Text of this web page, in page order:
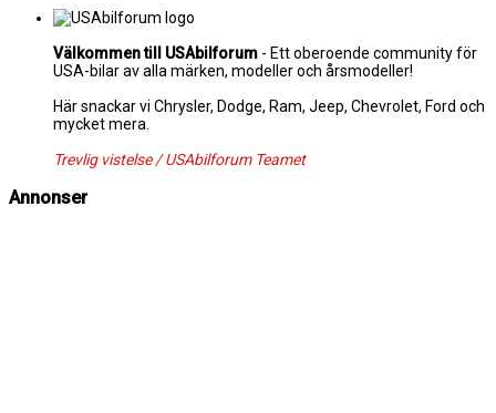
Välkommen till USAbilforum - Ett oberoende community för
USA-bilar av alla märken, modeller och årsmodeller!
Här snackar vi Chrysler, Dodge, Ram, Jeep, Chevrolet, Ford och
mycket mera.
Trevlig vistelse / USAbilforum Teamet
Annonser